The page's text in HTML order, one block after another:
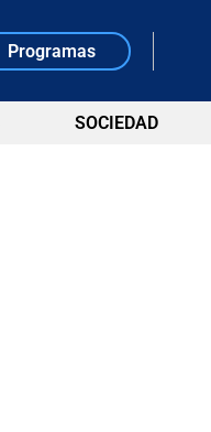
Programas
SOCIEDAD